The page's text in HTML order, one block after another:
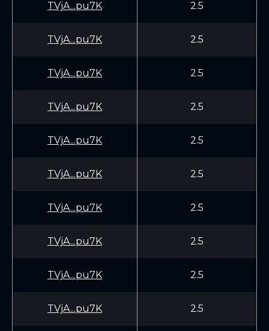
TVjA...pu7K 2.5
TVjA...pu7K 2.5
TVjA...pu7K 2.5
TVjA...pu7K 2.5
TVjA...pu7K 2.5
TVjA...pu7K 2.5
TVjA...pu7K 2.5
TVjA...pu7K 2.5
TVjA...pu7K 2.5
TVjA...pu7K 2.5